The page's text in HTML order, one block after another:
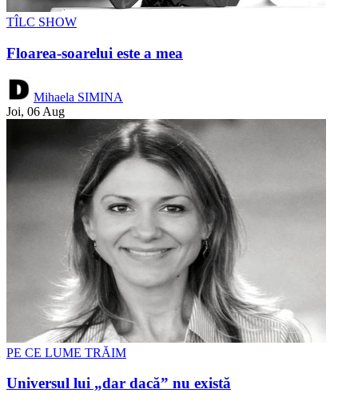
TÎLC SHOW
Floarea-soarelui este a mea
Mihaela SIMINA
Joi, 06 Aug
PE CE LUME TRĂIM
Universul lui „dar dacă” nu există